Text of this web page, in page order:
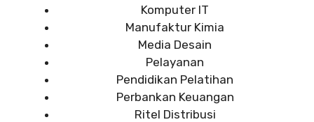
Komputer IT
Manufaktur Kimia
Media Desain
Pelayanan
Pendidikan Pelatihan
Perbankan Keuangan
Ritel Distribusi